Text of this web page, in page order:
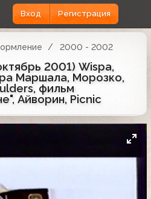
Вход Регистрация
2000 - 2002
2001) Wispa,
Маршала, Морозко,
фильм
Айворин, Picnic